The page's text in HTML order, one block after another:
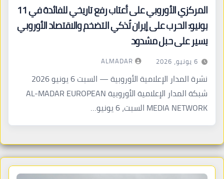
المركزي الأوروبي على أعتاب رفع تاريخي للفائدة في 11
يونيو: الحرب على إيران تُذكي التضخم والاقتصاد الأوروبي
يسير على حبل مشدود
6 يونيو، 2026 ALMADAR
نشرة المدار الإعلامية الأوروبية — السبت 6 يونيو 2026
شبكة المدار الإعلامية الأوروبية AL-MADAR EUROPEAN
MEDIA NETWORK السبت، 6 يونيو…